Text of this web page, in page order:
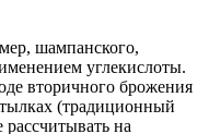
шампанского,
углекислоты.
вторичного брожения
(традиционный
на